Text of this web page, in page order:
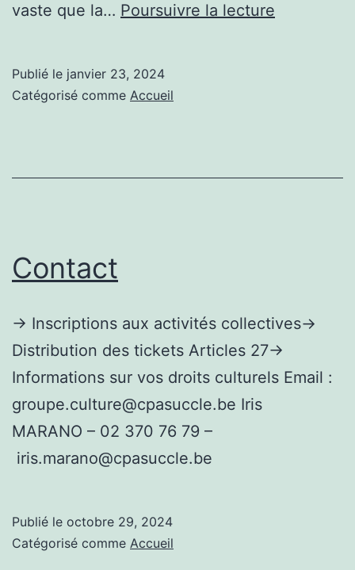
vaste que la… Poursuivre la lecture
Publié le janvier 23, 2024
Catégorisé comme Accueil
Contact
→ Inscriptions aux activités collectives→
Distribution des tickets Articles 27→
Informations sur vos droits culturels Email :
groupe.culture@cpasuccle.be Iris
MARANO – 02 370 76 79 –
iris.marano@cpasuccle.be
Publié le octobre 29, 2024
Catégorisé comme Accueil